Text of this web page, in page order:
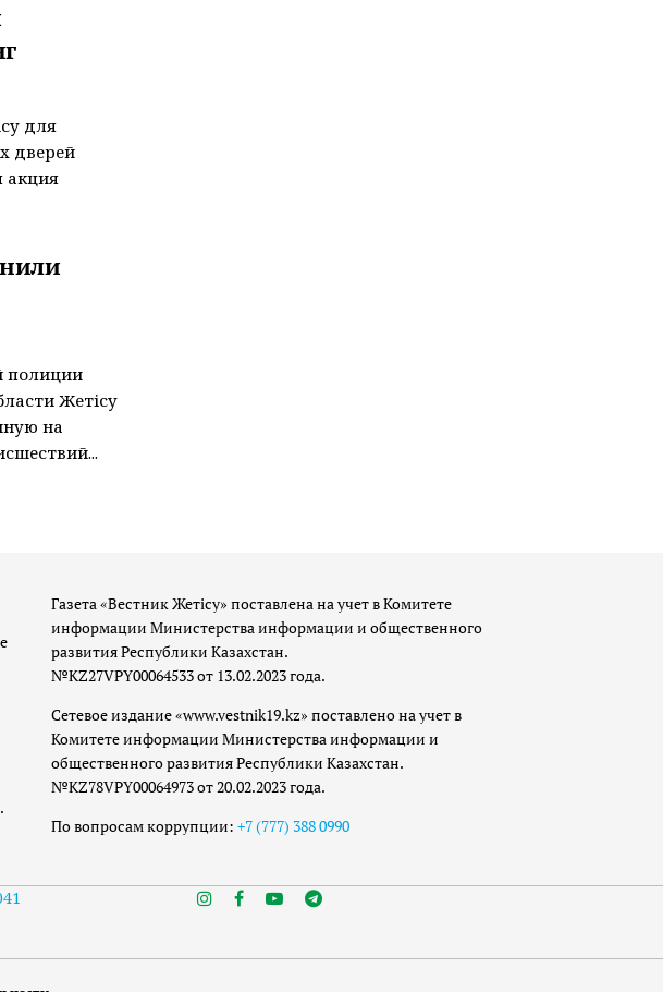
для
дверей
акция
полиции
Жетісу
на
Газета «Вестник Жетісу» поставлена на учет в Комитете
информации Министерства информации и общественного
развития Республики Казахстан.
№KZ27VPY00064533 от 13.02.2023 года.
Сетевое издание «www.vestnik19.kz» поставлено на учет в
Комитете информации Министерства информации и
общественного развития Республики Казахстан.
№KZ78VPY00064973 от 20.02.2023 года.
По вопросам коррупции: +7 (777) 388 0990